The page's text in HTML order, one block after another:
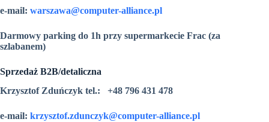
e-mail: warszawa@computer-alliance.pl
Darmowy parking do 1h przy supermarkecie Frac (za
szlabanem)
Sprzedaż B2B/detaliczna
Krzysztof Zduńczyk tel.: +48 796 431 478
e-mail: krzysztof.zdunczyk@computer-alliance.pl